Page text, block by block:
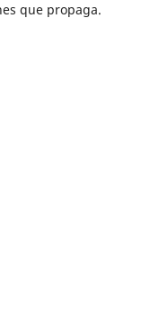
que propaga.